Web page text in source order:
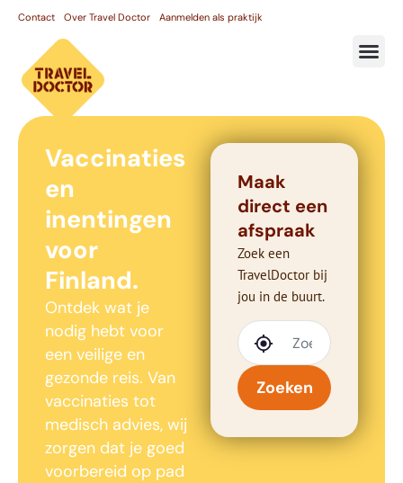
Contact Over Travel Doctor Aanmelden als praktijk
Vaccinaties
en
inentingen
voor
Finland.
Ontdek wat je
nodig hebt voor
een veilige en
gezonde reis. Van
vaccinaties tot
medisch advies, wij
zorgen dat je goed
voorbereid op pad
Maak
direct een
afspraak
Zoek een
TravelDoctor bij
jou in de buurt.
Zoeken